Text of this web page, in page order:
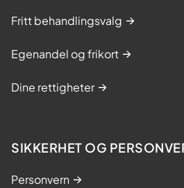
Fritt behandlingsvalg
Egenandel og frikort
Dine rettigheter
SIKKERHET OG
Personvern